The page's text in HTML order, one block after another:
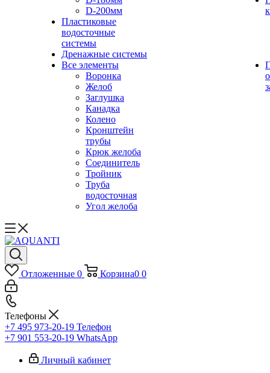
D-200мм
Пластиковые
водосточные
системы
Дренажные системы
Все элементы
Воронка
Желоб
Заглушка
Канадка
Колено
Кронштейн
трубы
Крюк желоба
Соединитель
Тройник
Труба
водосточная
Угол желоба
Отложенные 0 Корзина0 0
Телефоны
+7 495 973-20-19 Телефон
+7 901 553-20-19 WhatsApp
Личный кабинет